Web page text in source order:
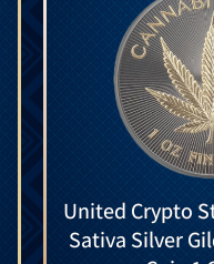
United Crypto
Sativa Silver